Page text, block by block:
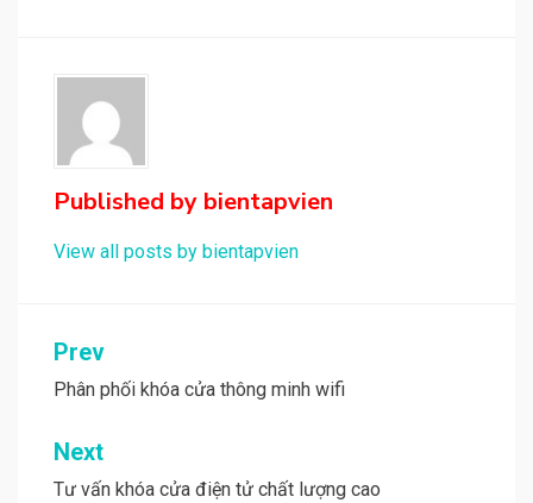
Published by bientapvien
View all posts by bientapvien
Điều
hướng
bài
viết
Prev
Phân phối khóa cửa thông minh wifi
Next
Tư vấn khóa cửa điện tử chất lượng cao